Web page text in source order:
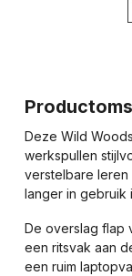
Deze Wild
werkspullen
verstelbare leren
langer in gebruik
De overslag flap
een ritsvak aan
een ruim